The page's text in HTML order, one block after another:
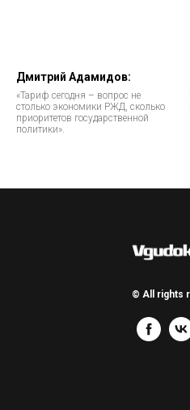
Дмитрий Адамидов:
«Тариф сегодня – вопрос не
столько экономики РЖД, сколько
приоритетов государственной
политики».
© All rights